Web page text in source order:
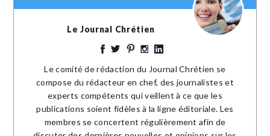
Le Journal Chrétien
Le comité de rédaction du Journal Chrétien se
compose du rédacteur en chef, des journalistes et
experts compétents qui veillent à ce que les
publications soient fidèles à la ligne éditoriale. Les
membres se concertent régulièrement afin de